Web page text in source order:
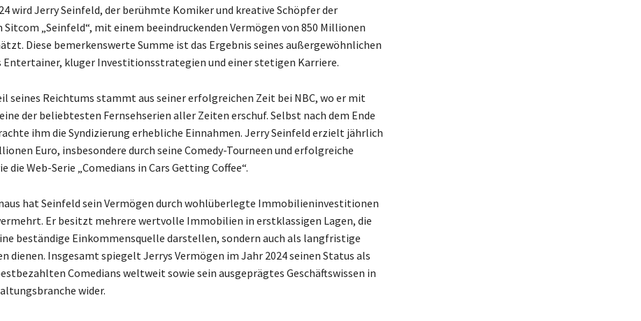
wird Jerry Seinfeld, der berühmte Komiker und kreative Schöpfer der
Sitcom „Seinfeld“, mit einem beeindruckenden Vermögen von 850 Millionen
Diese bemerkenswerte Summe ist das Ergebnis seines außergewöhnlichen
Entertainer, kluger Investitionsstrategien und einer stetigen Karriere.
seines Reichtums stammt aus seiner erfolgreichen Zeit bei NBC, wo er mit
eine der beliebtesten Fernsehserien aller Zeiten erschuf. Selbst nach dem Ende
ihm die Syndizierung erhebliche Einnahmen. Jerry Seinfeld erzielt jährlich
Euro, insbesondere durch seine Comedy-Tourneen und erfolgreiche
die Web-Serie „Comedians in Cars Getting Coffee“.
hat Seinfeld sein Vermögen durch wohlüberlegte Immobilieninvestitionen
Er besitzt mehrere wertvolle Immobilien in erstklassigen Lagen, die
beständige Einkommensquelle darstellen, sondern auch als langfristige
dienen. Insgesamt spiegelt Jerrys Vermögen im Jahr 2024 seinen Status als
Comedians weltweit sowie sein ausgeprägtes Geschäftswissen in
wider.